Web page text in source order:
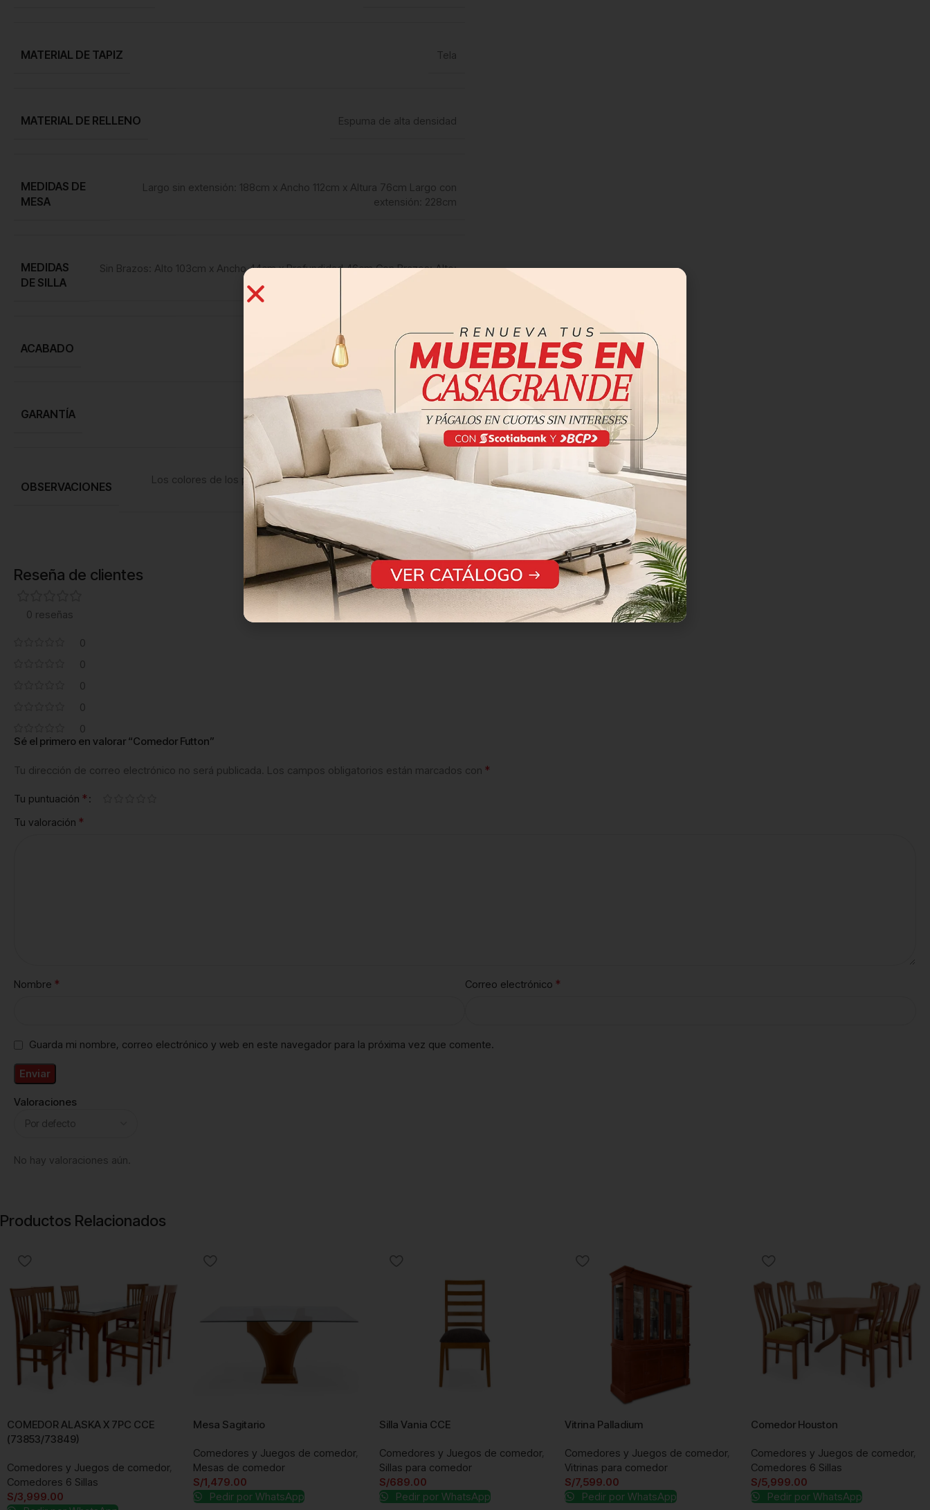
MATERIAL DE TAPIZ Tela
MATERIAL DE RELLENO Espuma de alta densidad
MEDIDAS DE
MESA
Largo sin extensión: 188cm x Ancho 112cm x Altura 76cm Largo con
extensión: 228cm
MEDIDAS
DE SILLA
Sin Brazos: Alto 103cm x Ancho 44cm x Profundidad 46cm Con Brazos: Alto:
120cm x Ancho: 53cm x Profundidad 45cm
ACABADO Laqueado Satinado
GARANTÍA 1 año
OBSERVACIONES
Los colores de los productos pueden variar según su dispositivo
Reseña de clientes
0 reseñas
0
0
0
0
0
Valoraciones
No hay valoraciones aún.
Sé el primero en valorar “Comedor Futton”
Tu dirección de correo electrónico no será publicada. Los campos obligatorios están marcados con *
Tu puntuación *
Tu valoración *
Nombre * Correo electrónico *
Guarda mi nombre, correo electrónico y web en este navegador para la próxima vez que comente.
Productos Relacionados
COMEDOR ALASKA X 7PC CCE
(73853/73849)
Comedores y Juegos de comedor,
Comedores 6 Sillas
S/3,999.00
Mesa Sagitario
Comedores y Juegos de comedor,
Mesas de comedor
S/1,479.00
Pedir por WhatsApp
Silla Vania CCE
Comedores y Juegos de comedor,
Sillas para comedor
S/689.00
Pedir por WhatsApp
Vitrina Palladium
Comedores y Juegos de comedor,
Vitrinas para comedor
S/7,599.00
Pedir por WhatsApp
Comedor Houston
Comedores y Juegos de comedor,
Comedores 6 Sillas
S/5,999.00
Pedir por WhatsApp